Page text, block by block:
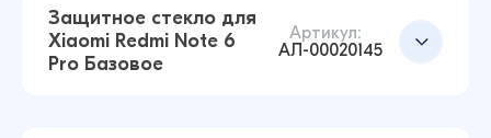
14 ₽16 ₽
Защитное стекло для
Xiaomi Redmi Note 6
Pro Базовое
Артикул:
АЛ-00020145